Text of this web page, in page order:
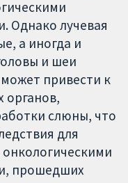
Однако лучевая
а иногда и
и шеи
привести к
органов,
слюны, что
для
прошедших